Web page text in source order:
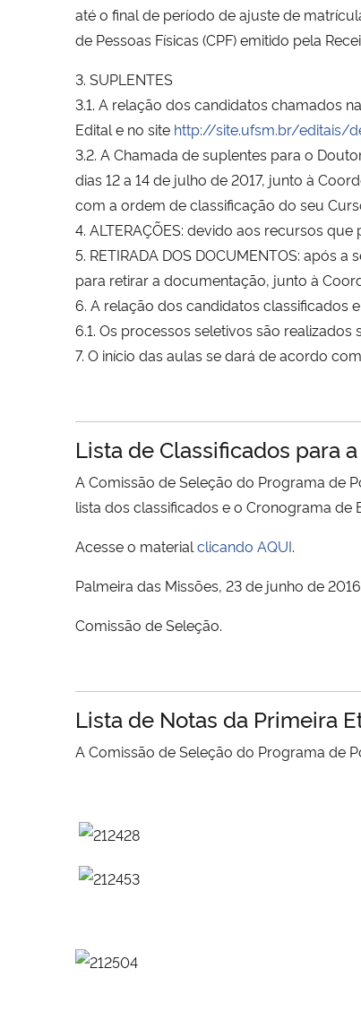
até o final de período de ajuste de
de Pessoas Físicas (CPF) emitido pela
3. SUPLENTES
3.1. A relação dos candidatos chamados
Edital e no site http://site.ufsm.br/editais/
3.2. A Chamada de suplentes para o
dias 12 a 14 de julho de 2017, junto à
com a ordem de classificação do seu
4. ALTERAÇÕES: devido aos recursos
5. RETIRADA DOS DOCUMENTOS: após
para retirar a documentação, junto à
6. A relação dos candidatos classificados
6.1. Os processos seletivos são
7. O início das aulas se dará de acordo
Lista de Classificados para
A Comissão de Seleção do Programa de
lista dos classificados e o Cronograma
Acesse o material clicando AQUI.
Palmeira das Missões, 23 de junho de
Comissão de Seleção.
Lista de Notas da Primeira
A Comissão de Seleção do Programa de